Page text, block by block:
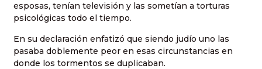
esposas, tenían televisión y las sometían a torturas
psicológicas todo el tiempo.
En su declaración enfatizó que siendo judío uno las
pasaba doblemente peor en esas circunstancias en
donde los tormentos se duplicaban.